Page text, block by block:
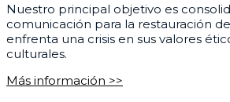
Nuestro principal objetivo es
comunicación para la restauración
enfrenta una crisis en sus valores
culturales.
Más información >>